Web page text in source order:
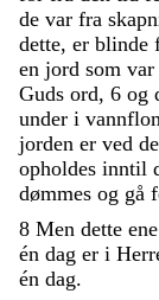
de var fra
dette, er blinde
en jord som var
Guds ord, 6 og
under i
jorden er ved
opholdes inntil
dømmes og gå
8 Men dette ene
én dag er i
én dag.